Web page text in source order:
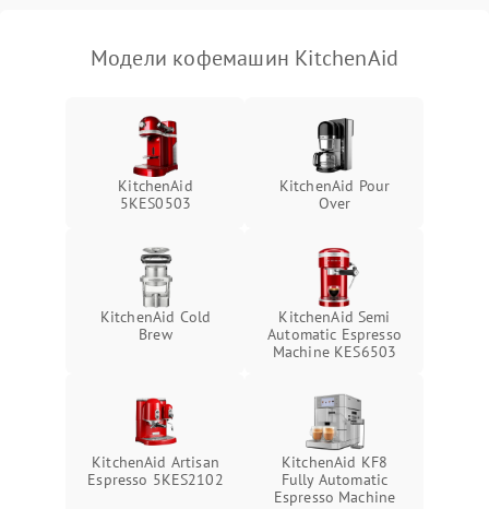
Модели кофемашин KitchenAid
KitchenAid
5KES0503
KitchenAid Pour
Over
KitchenAid Cold
Brew
KitchenAid Semi
Automatic Espresso
Machine KES6503
KitchenAid Artisan
Espresso 5KES2102
KitchenAid KF8
Fully Automatic
Espresso Machine